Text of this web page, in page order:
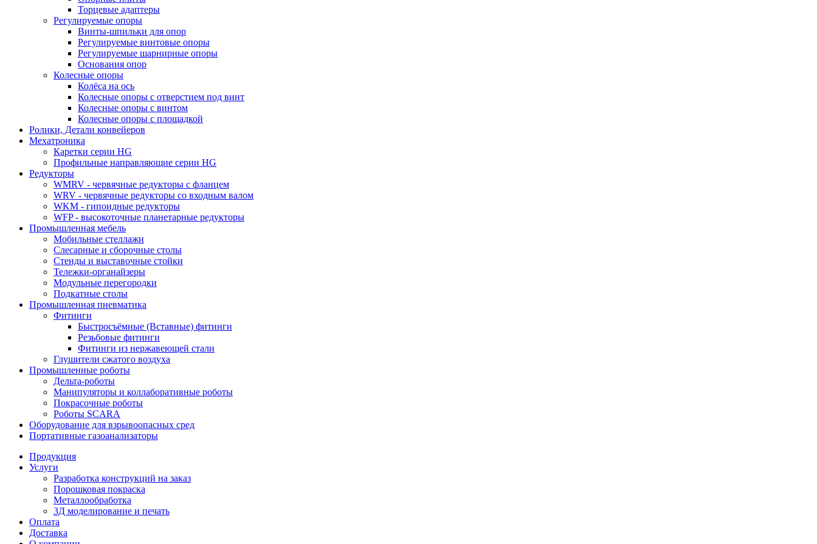
Торцевые адаптеры
Регулируемые опоры
Винты-шпильки для опор
Регулируемые винтовые опоры
Регулируемые шарнирные опоры
Основания опор
Колесные опоры
Колёса на ось
Колесные опоры с отверстием под винт
Колесные опоры с винтом
Колесные опоры с площадкой
Ролики, Детали конвейеров
Мехатроника
Каретки серии HG
Профильные направляющие серии HG
Редукторы
WMRV - червячные редукторы с фланцем
WRV - червячные редукторы со входным валом
WKM - гипоидные редукторы
WFP - высокоточные планетарные редукторы
Промышленная мебель
Мобильные стеллажи
Слесарные и сборочные столы
Стенды и выставочные стойки
Тележки-органайзеры
Модульные перегородки
Подкатные столы
Промышленная пневматика
Фитинги
Быстросъёмные (Вставные) фитинги
Резьбовые фитинги
Фитинги из нержавеющей стали
Глушители сжатого воздуха
Промышленные роботы
Дельта-роботы
Манипуляторы и коллаборативные роботы
Покрасочные роботы
Роботы SCARA
Оборудование для взрывоопасных сред
Портативные газоанализаторы
Продукция
Услуги
Разработка конструкций на заказ
Порошковая покраска
Металлообработка
3Д моделирование и печать
Оплата
Доставка